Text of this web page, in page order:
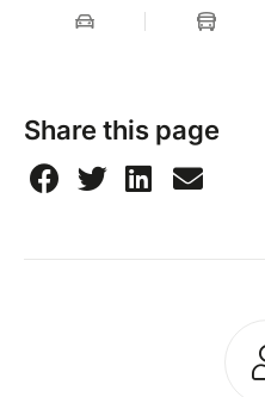
Share this page